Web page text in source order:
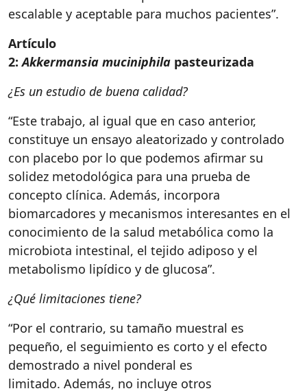
escalable y aceptable para muchos pacientes”.
Artículo
2:Akkermansia muciniphila pasteurizada
¿Es un estudio de buena calidad?
“Este trabajo, al igual que en caso anterior,
constituye un ensayo aleatorizado y controlado
con placebo por lo que podemos afirmar su
solidez metodológica para una prueba de
concepto clínica. Además, incorpora
biomarcadores y mecanismos interesantes en el
conocimiento de la salud metabólica como la
microbiota intestinal, el tejido adiposo y el
metabolismo lipídico y de glucosa”.
¿Qué limitaciones tiene?
“Por el contrario, su tamaño muestral es
pequeño, el seguimiento es corto y el efecto
demostrado a nivel ponderal es
limitado. Además, no incluye otros